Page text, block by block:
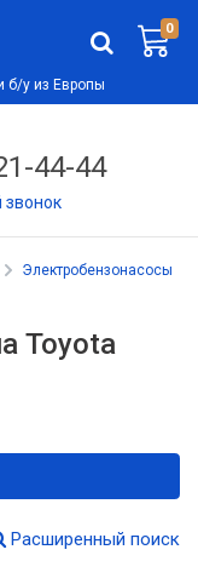
0
б/у из Европы
44-44
звонок
Электробензонасосы
Toyota
Расширенный поиск